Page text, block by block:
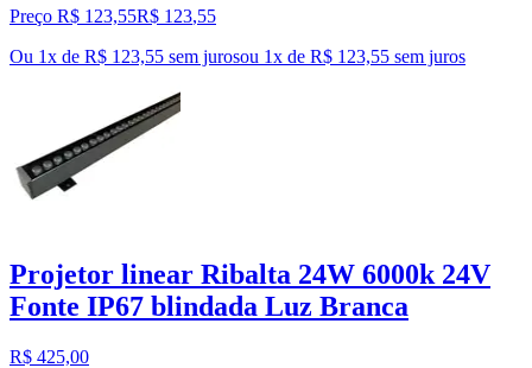
Preço R$ 123,55R$ 123,55
Ou 1x de R$ 123,55 sem jurosou 1x de R$ 123,55 sem juros
Projetor linear Ribalta 24W 6000k 24V
Fonte IP67 blindada Luz Branca
R$ 425,00